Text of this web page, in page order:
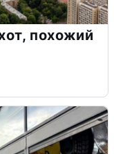
похожий